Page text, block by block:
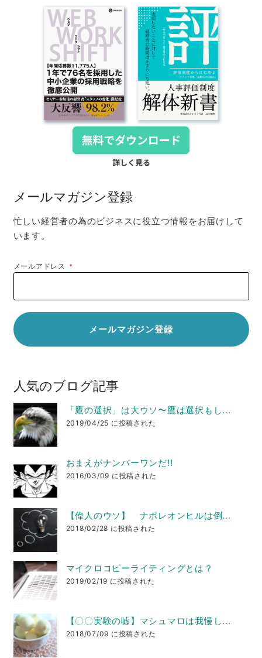
メールマガジン登録
忙しい経営者の為のビジネスに役立つ情報をお届けして
います。
メールアドレス*
人気のブログ記事
「鷹の選択」は大ウソ〜鷹は選択もし...
2019/04/25 に投稿された
おまえがナンバーワンだ!!
2016/03/09 に投稿された
【偉人のウソ】 ナポレオンヒルは倒...
2018/02/28 に投稿された
マイクロコピーライティングとは？
2019/02/19 に投稿された
【〇〇実験の嘘】マシュマロは我慢し...
2018/07/09 に投稿された